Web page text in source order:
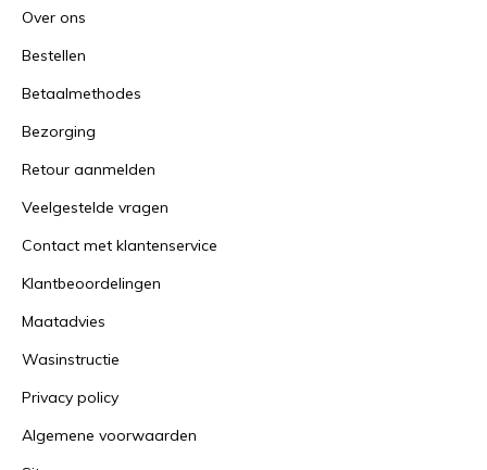
Over ons
Bestellen
Betaalmethodes
Bezorging
Retour aanmelden
Veelgestelde vragen
Contact met klantenservice
Klantbeoordelingen
Maatadvies
Wasinstructie
Privacy policy
Algemene voorwaarden